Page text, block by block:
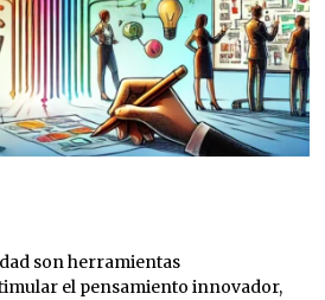
son herramientas
el pensamiento innovador,